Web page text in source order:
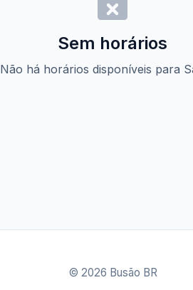
Sem horários
Não há horários disponíveis para
© 2026 Busão BR